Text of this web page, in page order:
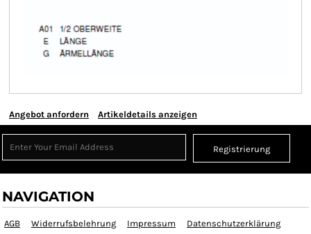
Angebot anfordern Artikeldetails anzeigen
Registrierung
NAVIGATION
AGB Widerrufsbelehrung Impressum Datenschutzerklärung